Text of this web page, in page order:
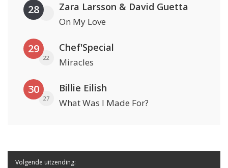
28 Zara Larsson & David Guetta
On My Love
29
22
Chef'Special
Miracles
30
27
Billie Eilish
What Was I Made For?
Volgende uitzending: